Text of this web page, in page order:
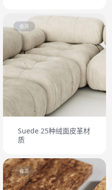
会员
Suede 25种绒面皮革材
质
会员